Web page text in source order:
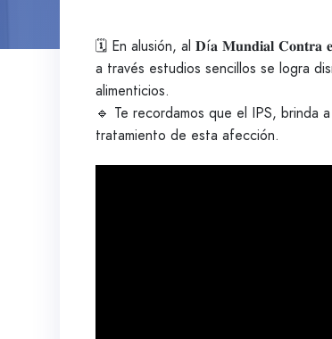
🗓️ En alusión, al 𝐃í𝐚 𝐌𝐮𝐧𝐝𝐢𝐚𝐥 𝐂𝐨𝐧𝐭𝐫𝐚
a través estudios sencillos se logra
alimenticios.
🔹 Te recordamos que el IPS, brinda
tratamiento de esta afección.